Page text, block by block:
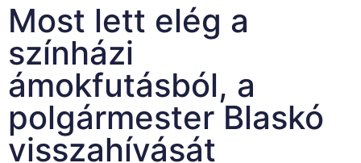
Most lett elég a
színházi
ámokfutásból, a
polgármester Blaskó
visszahívását